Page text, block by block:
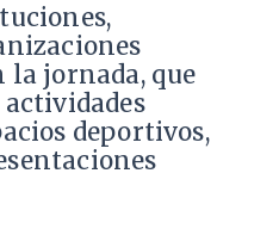
jornada, que
deportivos,